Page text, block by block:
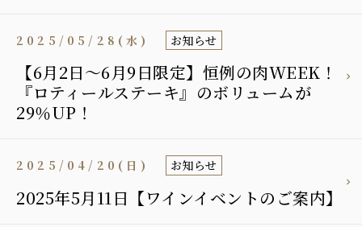
【6月2日〜6月9日限定】恒例の肉WEEK！
『ロティールステーキ』のボリュームが
29％UP！
2025/05/28(水) お知らせ
2025年5月11日【ワインイベントのご案内】
2025/04/20(日) お知らせ